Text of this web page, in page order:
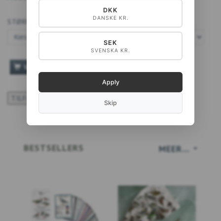
STØRRELSE:
VOEG TOE AAN WINKELWAGEN
MEER...
BESTSELLERS
DKK
DANSKE KR.
SEK
SVENSKA KR.
Apply
Skip